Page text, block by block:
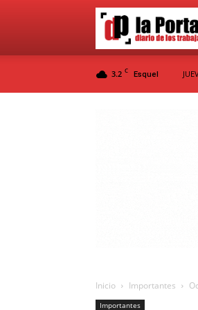
3.2 C Esquel
Inicio Importantes
Importantes